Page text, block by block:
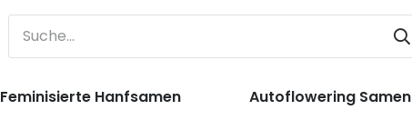
Feminisierte Hanfsamen Autoflowering Samen